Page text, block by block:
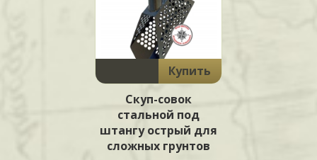
Купить
Скуп-совок
стальной под
штангу острый для
сложных грунтов